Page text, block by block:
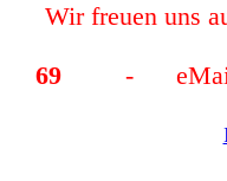
Wir freuen uns
69 -